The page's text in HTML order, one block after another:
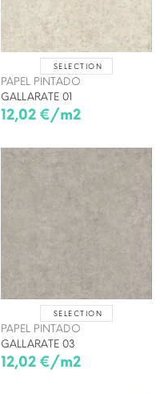
SELECTION
PAPEL PINTADO
GALLARATE 01
12,02 €/m2
SELECTION
PAPEL PINTADO
GALLARATE 03
12,02 €/m2